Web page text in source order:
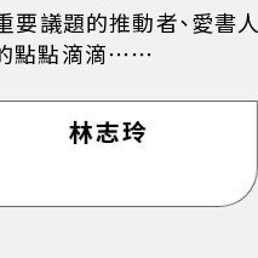
要議題的推動者、愛
的點點滴滴⋯⋯
林志玲